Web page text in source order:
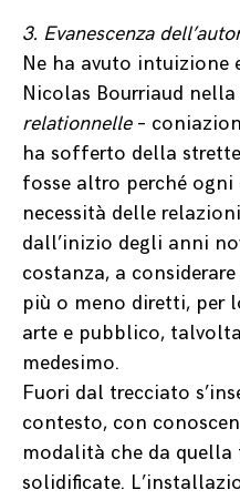
3. Evanescenza
Ne ha avuto intuizione
Nicolas Bourriaud nella
relationnelle –
ha sofferto della
fosse altro perché ogni
necessità delle
dall’inizio degli anni
costanza, a
più o meno diretti, per
arte e pubblico,
medesimo.
Fuori dal trecciato
contesto, con
modalità che da
solidificate.